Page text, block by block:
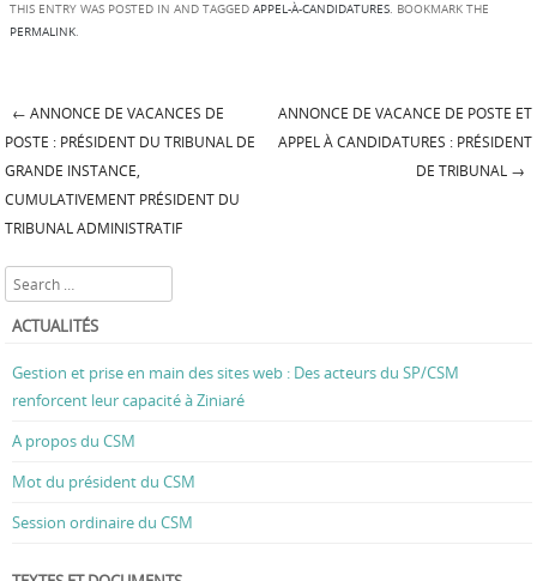
THIS ENTRY WAS POSTED IN AND TAGGED APPEL-À-CANDIDATURES. BOOKMARK THE
PERMALINK.
Post navigation
← ANNONCE DE VACANCES DE
POSTE : PRÉSIDENT DU TRIBUNAL DE
GRANDE INSTANCE,
CUMULATIVEMENT PRÉSIDENT DU
TRIBUNAL ADMINISTRATIF
ANNONCE DE VACANCE DE POSTE ET
APPEL À CANDIDATURES : PRÉSIDENT
DE TRIBUNAL →
Search
ACTUALITÉS
Gestion et prise en main des sites web : Des acteurs du SP/CSM
renforcent leur capacité à Ziniaré
A propos du CSM
Mot du président du CSM
Session ordinaire du CSM